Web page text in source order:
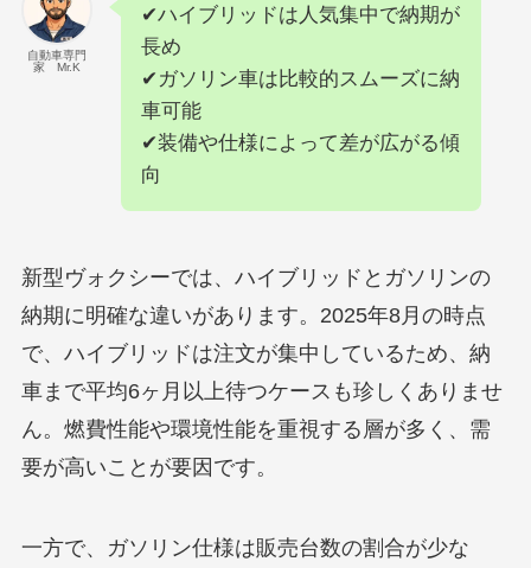
自動車専門
家 Mr.K
✔ハイブリッドは人気集中で納期が
長め
✔ガソリン車は比較的スムーズに納
車可能
✔装備や仕様によって差が広がる傾
向
新型ヴォクシーでは、ハイブリッドとガソリンの
納期に明確な違いがあります。2025年8月の時点
で、ハイブリッドは注文が集中しているため、納
車まで平均6ヶ月以上待つケースも珍しくありませ
ん。燃費性能や環境性能を重視する層が多く、需
要が高いことが要因です。
一方で、ガソリン仕様は販売台数の割合が少な